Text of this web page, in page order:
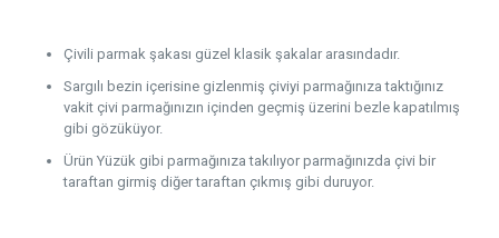
Çivili parmak şakası güzel klasik şakalar arasındadır.
Sargılı bezin içerisine gizlenmiş çiviyi parmağınıza taktığınız
vakit çivi parmağınızın içinden geçmiş üzerini bezle kapatılmış
gibi gözüküyor.
Ürün Yüzük gibi parmağınıza takılıyor parmağınızda çivi bir
taraftan girmiş diğer taraftan çıkmış gibi duruyor.